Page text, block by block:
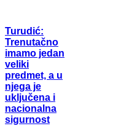
Turudić:
Trenutačno
imamo jedan
veliki
predmet, a u
njega je
uključena i
nacionalna
sigurnost